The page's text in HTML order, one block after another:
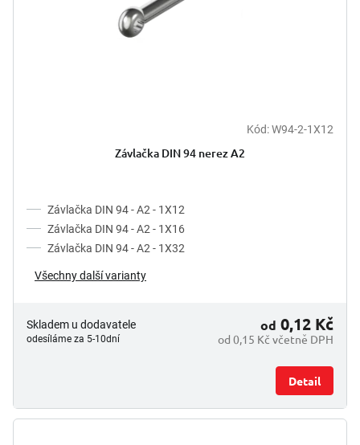
Kód:W94-2-1X12
Závlačka DIN 94 nerez A2
Závlačka DIN 94 - A2 - 1X12
Závlačka DIN 94 - A2 - 1X16
Závlačka DIN 94 - A2 - 1X32
Všechny další varianty
Skladem u dodavatele
odesíláme za 5-10dní od 0,15 Kč včetně DPH
od 0,12 Kč
Detail